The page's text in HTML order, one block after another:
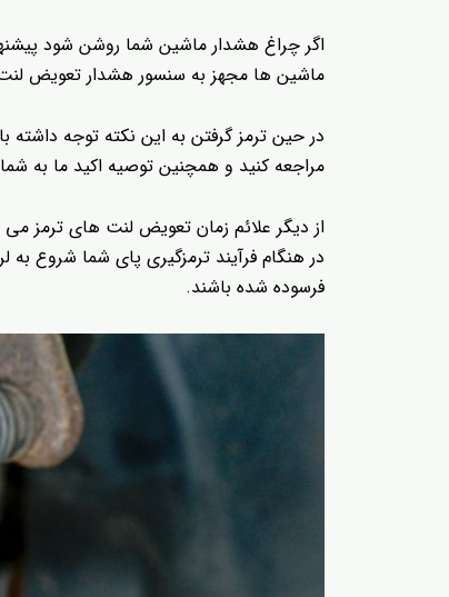
اگر چراغ هشدار ماشین شما روشن شود
ماشین ها مجهز به سنسور هشدار تعویض لنت
در حین ترمز گرفتن به این نکته توجه
مراجعه کنید و همچنین توصیه اکید ما به
از دیگر علائم زمان تعویض لنت های ترمز
در هنگام فرآیند ترمزگیری پای شما شروع
فرسوده شده باشند.